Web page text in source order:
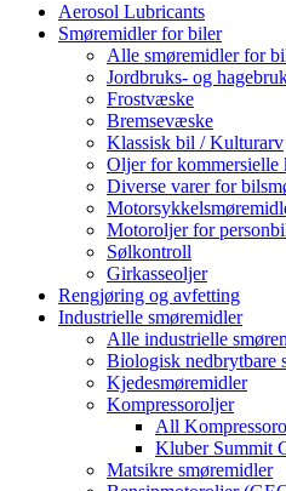
Aerosol Lubricants
Smøremidler for biler
Alle smøremidler for
Jordbruks- og
Frostvæske
Bremsevæske
Klassisk bil / Kulturarv
Oljer for kommersielle
Diverse varer for
Motoroljer for
Sølkontroll
Girkasseoljer
Rengjøring og avfetting
Industrielle smøremidler
Alle industrielle
Biologisk nedbrytbare
Kjedesmøremidler
Kompressoroljer
All
Kluber Summit
Matsikre smøremidler